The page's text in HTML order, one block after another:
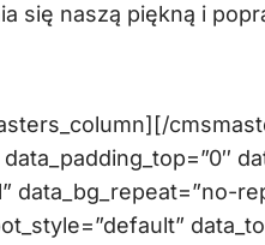
się naszą piękną i
data_bg_repeat=”no-